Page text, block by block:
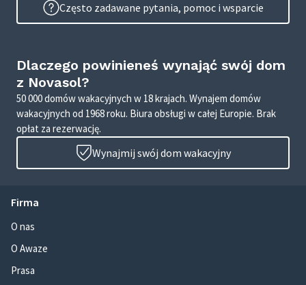
Często zadawane pytania, pomoc i wsparcie
Dlaczego powinieneś wynająć swój dom
z Novasol?
50 000 domów wakacyjnych w 18 krajach. Wynajem domów
wakacyjnych od 1968 roku. Biura obsługi w całej Europie. Brak
opłat za rezerwację.
Wynajmij swój dom wakacyjny
Firma
O nas
O Awaze
Prasa